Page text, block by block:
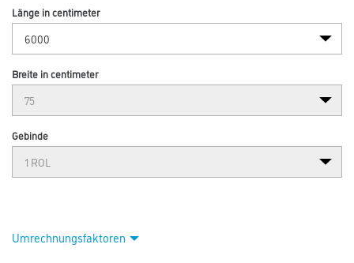
Länge in centimeter
Breite in centimeter
Gebinde
Umrechnungsfaktoren